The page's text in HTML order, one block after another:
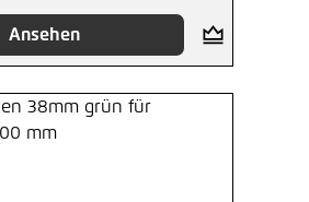
Ansehen